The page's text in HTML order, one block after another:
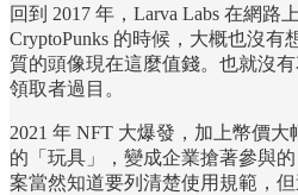
回到 2017 年，Larva Labs 在網路
CryptoPunks 的時候，大概也沒有
質的頭像現在這麼值錢。也就沒
領取者過目。
2021 年 NFT 大爆發，加上幣價
的「玩具」，變成企業搶著參與
案當然知道要列清楚使用規範，